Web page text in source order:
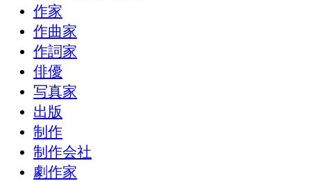
作家
作曲家
作詞家
俳優
写真家
出版
制作
制作会社
劇作家